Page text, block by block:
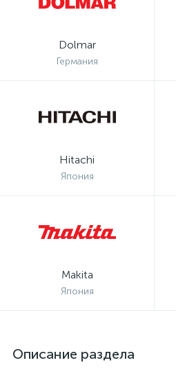
Dolmar
Германия
Hitachi
Япония
Makita
Япония
Описание раздела